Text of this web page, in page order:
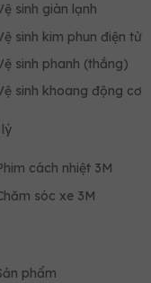
sinh giàn lạnh
sinh kim phun điện tử
sinh phanh (thắng)
sinh khoang động cơ
cách nhiệt 3M
sóc xe 3M
phẩm